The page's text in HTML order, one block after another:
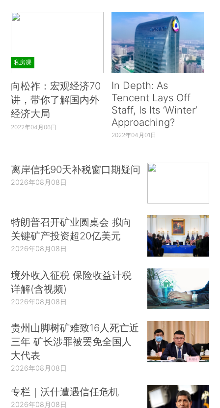
私房课
向松祚：宏观经济70
讲，带你了解国内外
经济大局
2022年04月06日
In Depth: As
Tencent Lays Off
Staff, Is Its ‘Winter’
Approaching?
2022年04月01日
离岸信托90天补税窗口期疑问
2026年08月08日
特朗普召开矿业圆桌会 拟向
关键矿产投资超20亿美元
2026年08月08日
境外收入征税 保险收益计税
详解(含视频)
2026年08月08日
贵州山脚树矿难致16人死亡近
三年 矿长涉罪被罢免全国人
大代表
2026年08月08日
专栏｜沃什遭遇信任危机
2026年08月08日